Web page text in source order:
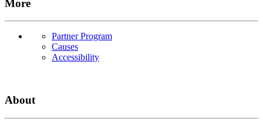
More
Partner Program
Causes
Accessibility
About